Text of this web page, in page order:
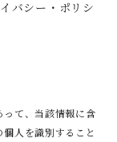
バシー・ポリシ
って、当該情報に含
人を識別すること